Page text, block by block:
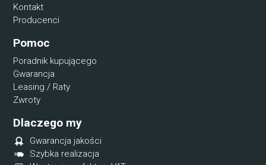
Kontakt
Producenci
Pomoc
Poradnik kupującego
Gwarancja
Leasing / Raty
Zwroty
Dlaczego my
Gwarancja jakości
Szybka realizacja